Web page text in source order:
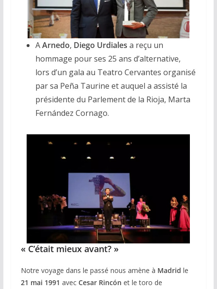
AArnedo, Diego Urdiales a reçu un
hommage pour ses 25 ans d’alternative,
lors d’un gala au Teatro Cervantes organisé
par sa Peña Taurine et auquel a assisté la
présidente du Parlement de la Rioja, Marta
Fernández Cornago.
« C’était mieux avant? »
Notre voyage dans le passé nous amène à Madrid le
21 mai 1991 avec Cesar Rincón et le toro de